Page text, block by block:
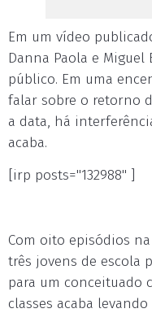
Em um vídeo
Danna Paola e
público. Em uma
falar sobre o retorno
a data, há
acaba.
[irp posts="132988" ]
Com oito episódios
três jovens de escola
para um conceituado
classes acaba